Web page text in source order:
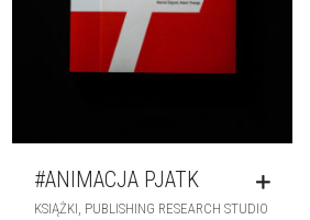
#ANIMACJA PJATK
KSIĄŻKI, PUBLISHING RESEARCH STUDIO